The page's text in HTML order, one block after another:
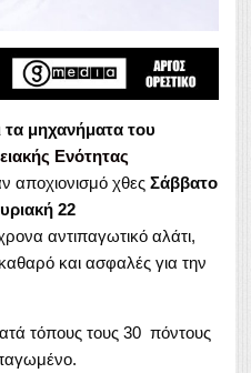
τα μηχανήματα του
Ενότητας
αποχιονισμό χθες Σάββατο
22
αντιπαγωτικό αλάτι,
και ασφαλές για την
τόπους τους 30 πόντους